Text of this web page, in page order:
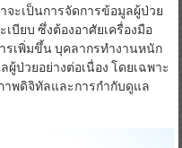
จะเป็นการจัดการข้อมูลผู้ป่วย
เบียบ ซึ่งต้องอาศัยเครื่องมือ
รเพิ่มขึ้น บุคลากรทำงานหนัก
ป่วยอย่างต่อเนื่อง โดยเฉพาะ
าพดิจิทัลและการกำกับดูแล